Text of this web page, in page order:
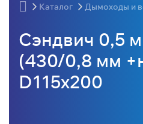
Каталог Дымоходы и
Сэндвич 0,5
(430/0,8 мм
D115x200